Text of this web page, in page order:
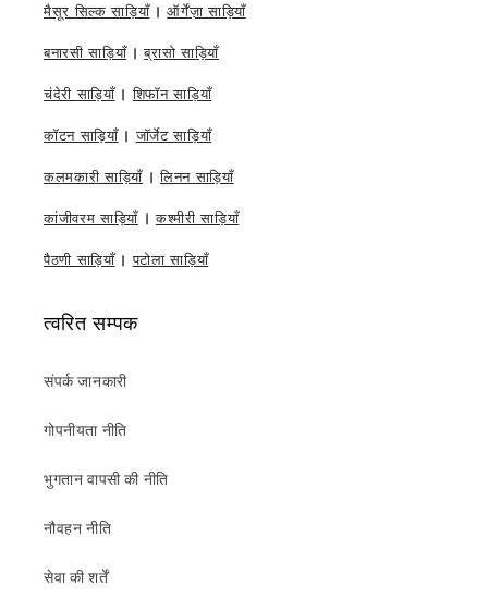
मैसूर सिल्क साड़ियाँ|ऑर्गेंज़ा साड़ियाँ
बनारसी साड़ियाँ|ब्रासो साड़ियाँ
चंदेरी साड़ियाँ|शिफॉन साड़ियाँ
कॉटन साड़ियाँ|जॉर्जेट साड़ियाँ
कलमकारी साड़ियाँ|लिनन साड़ियाँ
कांजीवरम साड़ियाँ|कश्मीरी साड़ियाँ
पैठणी साड़ियाँ|पटोला साड़ियाँ
त्वरित सम्पक
संपर्क जानकारी
गोपनीयता नीति
भुगतान वापसी की नीति
नौवहन नीति
सेवा की शर्तें